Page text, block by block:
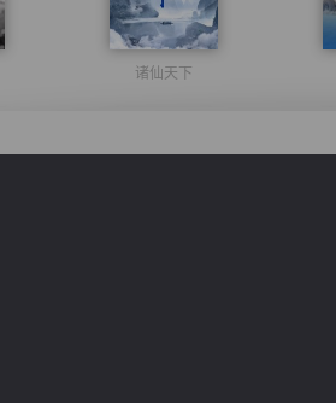
诸仙天下